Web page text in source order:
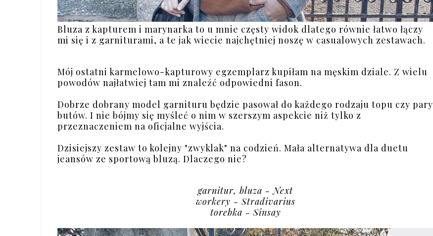
Bluza z kapturem i marynarka to u mnie częsty widok dlatego równie łatwo łączy
mi się i z garniturami, a te jak wiecie najchętniej noszę w casualowych zestawach.
Mój ostatni karmelowo-kapturowy egzemplarz kupiłam na męskim dziale. Z wielu
powodów najłatwiej tam mi znaleźć odpowiedni fason.
Dobrze dobrany model garnituru będzie pasował do każdego rodzaju topu czy pary
butów. I nie bójmy się myśleć o nim w szerszym aspekcie niż tylko z
przeznaczeniem na oficjalne wyjścia.
Dzisiejszy zestaw to kolejny "zwyklak" na codzień. Mała alternatywa dla duetu
jeansów ze sportową bluzą. Dlaczego nie?
garnitur, bluza - Next
workery - Stradivarius
torebka - Sinsay